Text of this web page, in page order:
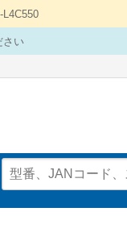
さい